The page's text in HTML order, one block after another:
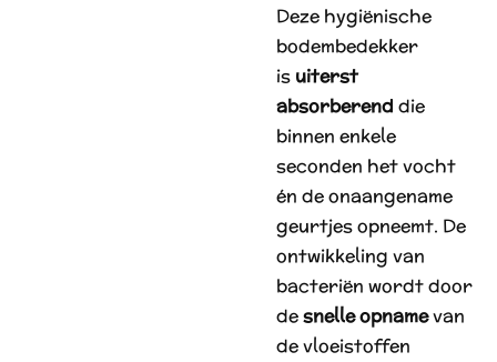
Deze hygiënische
bodembedekker
is uiterst
absorberend die
binnen enkele
seconden het vocht
én de onaangename
geurtjes opneemt. De
ontwikkeling van
bacteriën wordt door
desnelle opnamevan
de vloeistoffen